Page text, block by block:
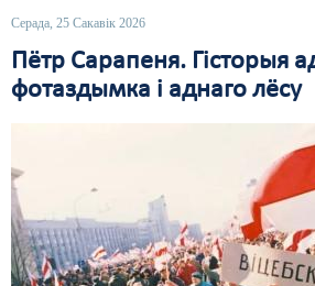
Серада, 25 Сакавік 2026
Пётр Сарапеня. Гісторыя
фотаздымка і аднаго лёсу